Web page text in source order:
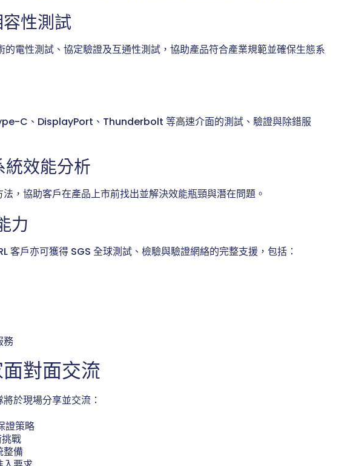
性測試
的電性測試、協定驗證及互通性測試，協助產品符合產業規範並確保生態系
C、DisplayPort、Thunderbolt 等高速介面的測試、驗證與除錯服
效能分析
，協助客戶在產品上市前找出並解決效能瓶頸與潛在問題。
力
客戶亦可獲得 SGS 全球測試、檢驗與驗證網絡的完整支援，包括：
務
對面交流
於現場分享並交流：
證策略
戰
整備